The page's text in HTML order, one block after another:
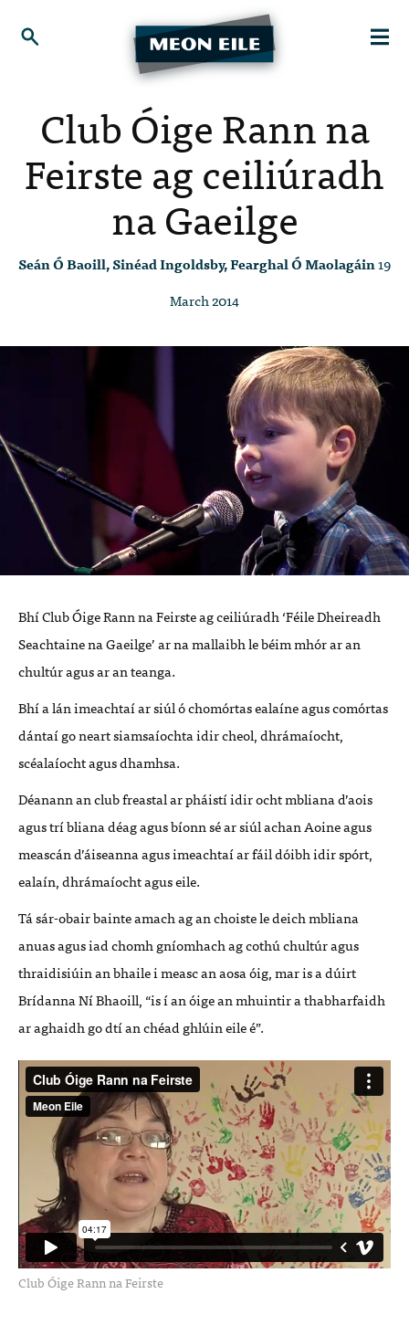
Club Óige Rann na
Feirste ag ceiliúradh
na Gaeilge
Seán Ó Baoill, Sinéad Ingoldsby, Fearghal Ó Maolagáin19
March 2014
Bhí Club Óige Rann na Feirste ag ceiliúradh ‘Féile Dheireadh
Seachtaine na Gaeilge’ ar na mallaibh le béim mhór ar an
chultúr agus ar an teanga.
Bhí a lán imeachtaí ar siúl ó chomórtas ealaíne agus comórtas
dántaí go neart siamsaíochta idir cheol, dhrámaíocht,
scéalaíocht agus dhamhsa.
Déanann an club freastal ar pháistí idir ocht mbliana d’aois
agus trí bliana déag agus bíonn sé ar siúl achan Aoine agus
meascán d’áiseanna agus imeachtaí ar fáil dóibh idir spórt,
ealaín, dhrámaíocht agus eile.
Tá sár-obair bainte amach ag an choiste le deich mbliana
anuas agus iad chomh gníomhach ag cothú chultúr agus
thraidisiúin an bhaile i measc an aosa óig, mar is a dúirt
Brídanna Ní Bhaoill, “is í an óige an mhuintir a thabharfaidh
ar aghaidh go dtí an chéad ghlúin eile é”.
Club Óige Rann na Feirste